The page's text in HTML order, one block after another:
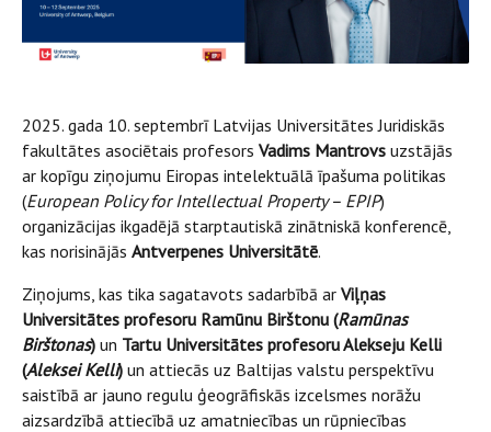
2025. gada 10. septembrī Latvijas Universitātes Juridiskās
fakultātes asociētais profesors Vadims Mantrovs uzstājās
ar kopīgu ziņojumu Eiropas intelektuālā īpašuma politikas
(European Policy for Intellectual Property – EPIP)
organizācijas ikgadējā starptautiskā zinātniskā konferencē,
kas norisinājās Antverpenes Universitātē.
Ziņojums, kas tika sagatavots sadarbībā ar Viļņas
Universitātes profesoru Ramūnu Birštonu (Ramūnas
Birštonas) un Tartu Universitātes profesoru Alekseju Kelli
(Aleksei Kelli) un attiecās uz Baltijas valstu perspektīvu
saistībā ar jauno regulu ģeogrāfiskās izcelsmes norāžu
aizsardzībā attiecībā uz amatniecības un rūpniecības